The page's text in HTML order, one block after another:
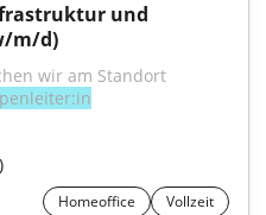
und
m/d)
wir am Standort
Homeoffice Vollzeit